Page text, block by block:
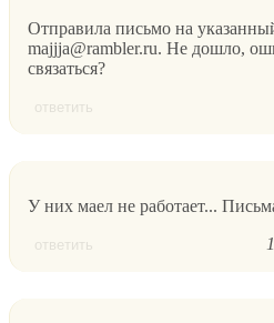
Отправила письмо на
majjja@rambler.ru. Не дошло,
связаться?
ответить
У них маел не работает...
ответить